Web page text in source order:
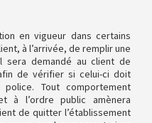
en vigueur dans certains
à l’arrivée, de remplir une
demandé au client de
de vérifier si celui-ci doit
Tout comportement
à l’ordre public amènera
de quitter l’établissement